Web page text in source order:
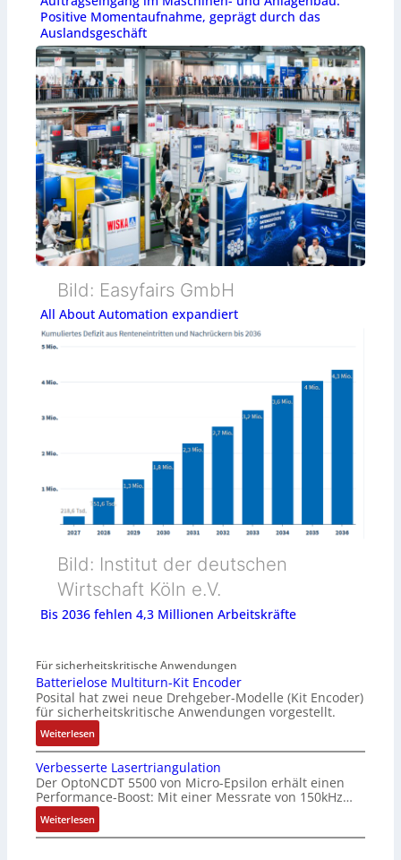
Positive Momentaufnahme, geprägt durch das
Auslandsgeschäft
Bild: Easyfairs GmbH
All About Automation expandiert
Bild: Institut der deutschen
Wirtschaft Köln e.V.
Bis 2036 fehlen 4,3 Millionen Arbeitskräfte
Für sicherheitskritische Anwendungen
Batterielose Multiturn-Kit Encoder
Posital hat zwei neue Drehgeber-Modelle (Kit Encoder)
für sicherheitskritische Anwendungen vorgestellt.
Weiterlesen:
B
a
t
t
e
r
Verbesserte Lasertriangulation
Der OptoNCDT 5500 von Micro-Epsilon erhält einen
Performance-Boost: Mit einer Messrate von 150kHz…
Weiterlesen:
V